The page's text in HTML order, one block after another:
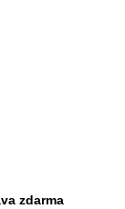
zdarma